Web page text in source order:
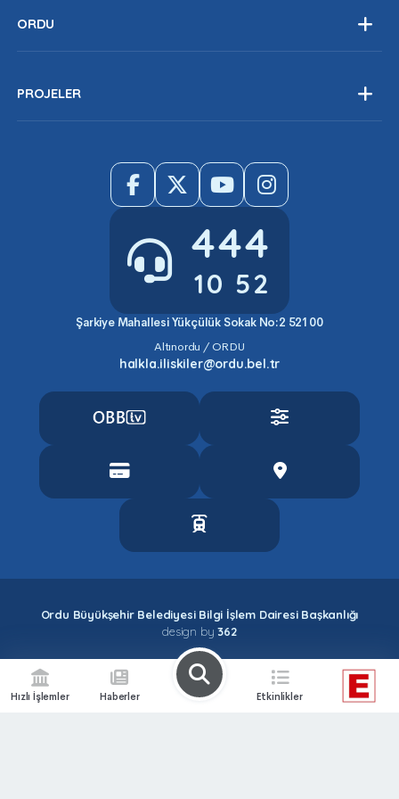
İtfaiye
Çerez Politikası
ORDU
Nüfus Bilgileri
PROJELER
Devam Eden Projeler
444
10 52
Şarkiye Mahallesi Yükçülük Sokak No:2 52100
Altınordu / ORDU
halkla.iliskiler@ordu.bel.tr
Ordu Büyükşehir Belediyesi Bilgi İşlem Dairesi Başkanlığı
design by362
Hızlı İşlemler Haberler Etkinlikler